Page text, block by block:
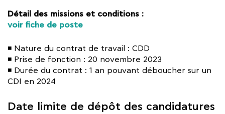
Détail des missions et conditions :
voir fiche de poste
◾ Nature du contrat de travail : CDD
◾ Prise de fonction : 20 novembre 2023
◾ Durée du contrat : 1 an pouvant déboucher sur un
CDI en 2024
Date limite de dépôt des candidatures